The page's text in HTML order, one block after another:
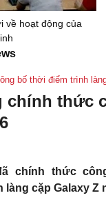
về hoạt động của
bố thời điểm trình
chính thức
chính thức
làng cặp Galaxy Z